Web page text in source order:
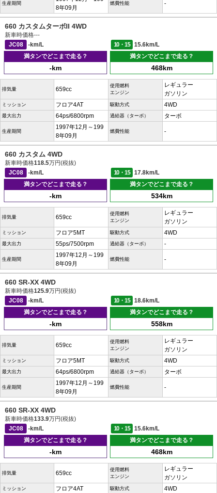
生産期間
8年09月
燃費性能 -
660 カスタムターボII 4WD
新車時価格---
JC08
-km/L 10・15
15.6km/L
満タンでどこまで走る？
-km
満タンでどこまで走る？
468km
排気量 659cc
使用燃料
エンジン
レギュラー
ガソリン
ミッション フロア4AT 駆動方式 4WD
最大出力 64ps/6800rpm 過給器（ターボ） ターボ
生産期間
1997年12月～199
8年09月
燃費性能 -
660 カスタム 4WD
新車時価格118.5万円(税抜)
JC08
-km/L 10・15
17.8km/L
満タンでどこまで走る？
-km
満タンでどこまで走る？
534km
排気量 659cc
使用燃料
エンジン
レギュラー
ガソリン
ミッション フロア5MT 駆動方式 4WD
最大出力 55ps/7500rpm 過給器（ターボ） -
生産期間
1997年12月～199
8年09月
燃費性能 -
660 SR-XX 4WD
新車時価格125.9万円(税抜)
JC08
-km/L 10・15
18.6km/L
満タンでどこまで走る？
-km
満タンでどこまで走る？
558km
排気量 659cc
使用燃料
エンジン
レギュラー
ガソリン
ミッション フロア5MT 駆動方式 4WD
最大出力 64ps/6800rpm 過給器（ターボ） ターボ
生産期間
1997年12月～199
8年09月
燃費性能 -
660 SR-XX 4WD
新車時価格133.9万円(税抜)
JC08
-km/L 10・15
15.6km/L
満タンでどこまで走る？
-km
満タンでどこまで走る？
468km
排気量 659cc
使用燃料
エンジン
レギュラー
ガソリン
ミッション フロア4AT 駆動方式 4WD